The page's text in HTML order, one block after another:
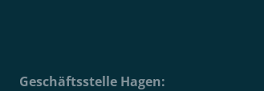
Geschäftsstelle Hagen: